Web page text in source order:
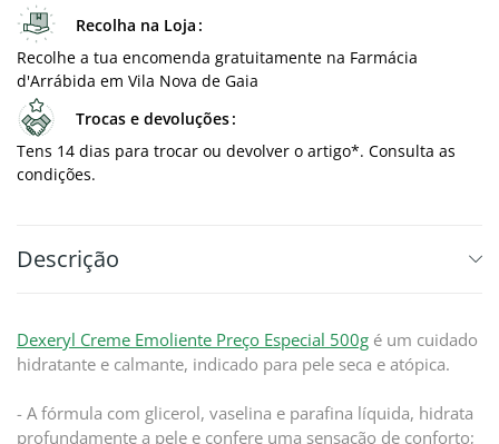
Recolha na Loja
Recolhe a tua encomenda gratuitamente na Farmácia
d'Arrábida em Vila Nova de Gaia
Trocas e devoluções
Tens 14 dias para trocar ou devolver o artigo*. Consulta as
condições.
Descrição
Dexeryl Creme Emoliente Preço Especial 500g é um cuidado
hidratante e calmante, indicado para pele seca e atópica.
- A fórmula com glicerol, vaselina e parafina líquida, hidrata
profundamente a pele e confere uma sensação de conforto;